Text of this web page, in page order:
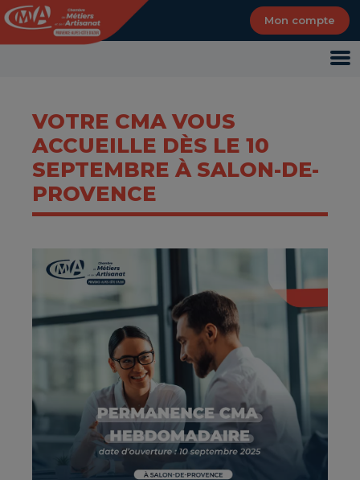
Mon compte
VOTRE CMA VOUS
ACCUEILLE DÈS LE 10
SEPTEMBRE À SALON-DE-
PROVENCE
Panneau de gestion des cookies